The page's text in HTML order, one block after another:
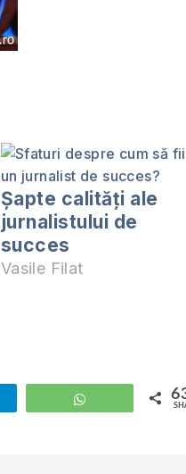
Şapte calităţi ale
jurnalistului de
succes
Vasile Filat
WhatsApp